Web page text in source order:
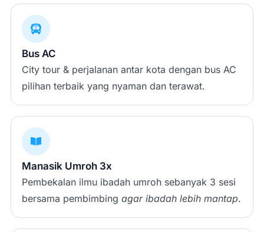
Bus AC
City tour & perjalanan antar kota dengan bus AC
pilihan terbaik yang nyaman dan terawat.
Manasik Umroh 3x
Pembekalan ilmu ibadah umroh sebanyak 3 sesi
bersama pembimbing agar ibadah lebih mantap.